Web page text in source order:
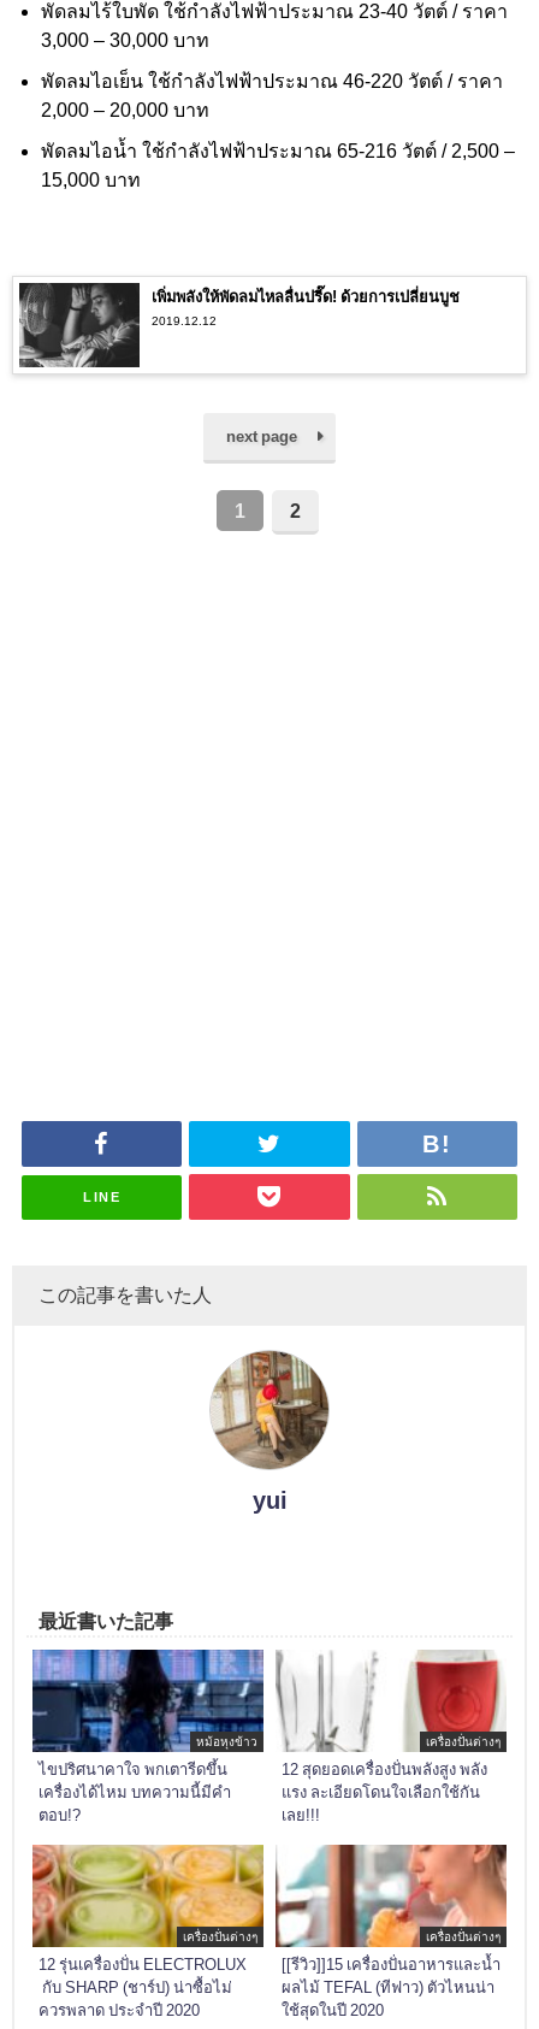
พัดลมไร้ใบพัด ใช้กำลังไฟฟ้าประมาณ 23-40 วัตต์ / ราคา
3,000 – 30,000 บาท
พัดลมไอเย็น ใช้กำลังไฟฟ้าประมาณ 46-220 วัตต์ / ราคา
2,000 – 20, 000 บาท
พัดลมไอน้ำ ใช้กำลังไฟฟ้าประมาณ 65-216 วัตต์ / 2, 500 –
15,000 บาท
เพิ่มพลังให้พัดลมไหลลื่นปรี๊ด! ด้วยการเปลี่ยนบูช
2019.12.12
next page
1 2
LINE
この記事を書いた人
yui
最近書いた記事
หม้อหุงข้าว
ไขปริศนาคาใจ พกเตารีดขึ้น
เครื่องได้ไหม บทความนี้มีคำ
ตอบ!?
เครื่องปั่นต่างๆ
12 สุดยอดเครื่องปั่นพลังสูง พลัง
แรง ละเอียดโดนใจเลือกใช้กัน
เลย!!!
เครื่องปั่นต่างๆ
12 รุ่นเครื่องปั่น ELECTROLUX
กับ SHARP (ชาร์ป) น่าซื้อไม่
ควรพลาด ประจำปี 2020
เครื่องปั่นต่างๆ
[[รีวิว]]15 เครื่องปั่นอาหารและน้ำ
ผลไม้ TEFAL (ทีฟาว) ตัวไหนน่า
ใช้สุดในปี 2020